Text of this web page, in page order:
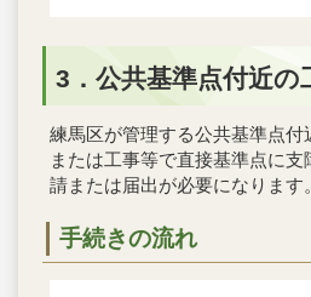
3．公共基準点付近の
練馬区が管理する公共基準点付
または工事等で直接基準点に
請または届出が必要になります。
手続きの流れ